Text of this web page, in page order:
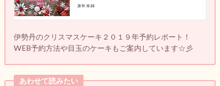
2019.10.08
伊勢丹のクリスマスケーキ２０１９年予約レポート！
WEB予約方法や目玉のケーキもご案内しています☆彡
あわせて読みたい